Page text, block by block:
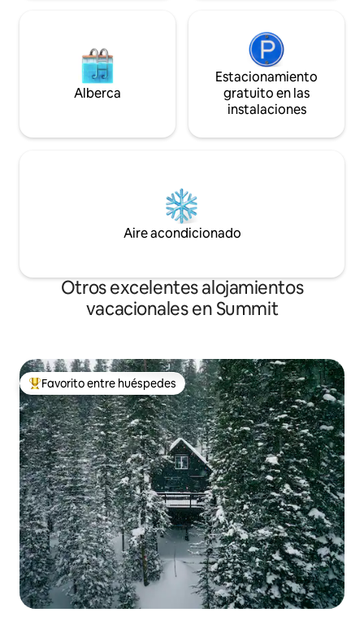
Alberca
Estacionamiento
gratuito en las
instalaciones
Aire acondicionado
Otros excelentes alojamientos
vacacionales en Summit
De los mejores en Favorito entre huéspedes
Favorito entre huéspedes